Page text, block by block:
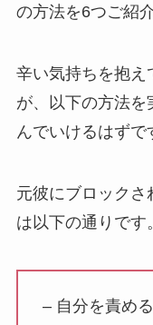
の方法を6つご紹
辛い気持ちを抱え
が、以下の方法を
んでいけるはずで
元彼にブロック
は以下の通りです。
– 自分を責め